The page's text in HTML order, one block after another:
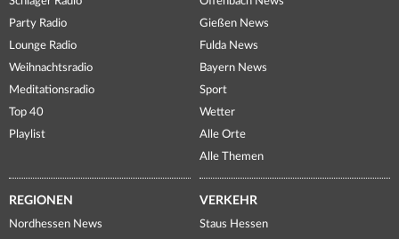
Party Radio
Lounge Radio
Weihnachtsradio
Meditationsradio
Top 40
Playlist
Gießen News
Fulda News
Bayern News
Sport
Wetter
Alle Orte
Alle Themen
REGIONEN
Nordhessen News
VERKEHR
Staus Hessen